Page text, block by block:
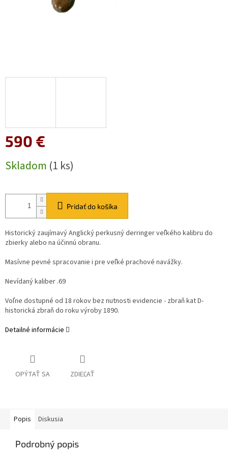
590 €
cena:
Skladom (1 ks)
Pridať do košíka
Historický zaujímavý Anglický perkusný derringer veľkého kalibru do
zbierky alebo na účinnú obranu.
Masívne pevné spracovanie i pre veľké prachové navážky.
Nevídaný kaliber .69
Voľne dostupné od 18 rokov bez nutnosti evidencie - zbraň kat D-
historická zbraň do roku výroby 1890.
Detailné informácie
OPÝTAŤ SA ZDIEĽAŤ
Popis Diskusia
Podrobný popis